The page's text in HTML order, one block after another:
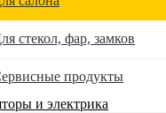
стекол, фар, замков
продукты
и электрика